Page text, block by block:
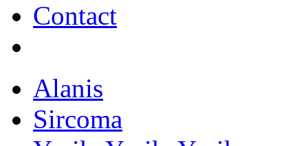
Contact
Alanis
Sircoma